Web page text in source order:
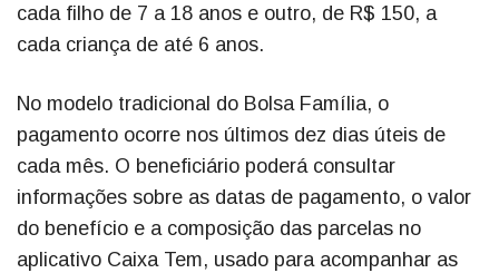
cada filho de 7 a 18 anos e outro, de R$ 150, a
cada criança de até 6 anos.
No modelo tradicional do Bolsa Família, o
pagamento ocorre nos últimos dez dias úteis de
cada mês. O beneficiário poderá consultar
informações sobre as datas de pagamento, o valor
do benefício e a composição das parcelas no
aplicativo Caixa Tem, usado para acompanhar as